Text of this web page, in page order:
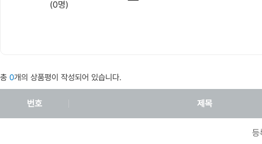
(0명)
총 0개의 상품평이 작성되어 있습니다.
번호 제목
등